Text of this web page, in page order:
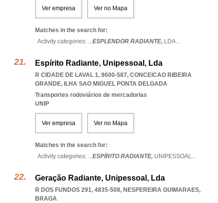
Ver empresa Ver no Mapa
Matches in the search for:
Activity categories: ...ESPLENDOR RADIANTE, LDA...
Espírito Radiante, Unipessoal, Lda
R CIDADE DE LAVAL 1, 9600-587, CONCEICAO RIBEIRA
GRANDE, ILHA SAO MIGUEL PONTA DELGADA
Transportes rodoviários de mercadorias
UNIP
Ver empresa Ver no Mapa
Matches in the search for:
Activity categories: ...ESPÍRITO RADIANTE, UNIPESSOAL...
Geração Radiante, Unipessoal, Lda
R DOS FUNDOS 291, 4835-508, NESPEREIRA GUIMARAES,
BRAGA